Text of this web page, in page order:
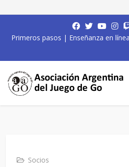
Primeros pasos | Enseñanza en línea
Socios